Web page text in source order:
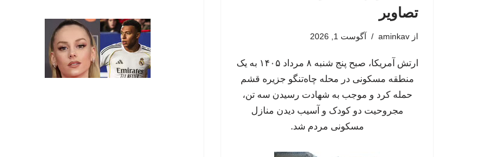
تصاویر
از aminkav آگوست 1, 2026
ارتش آمریکا، صبح پنج شنبه ۸ مرداد ۱۴۰۵ به یک
منطقه مسکونی در محله چاه‌تنگو جزیره قشم
حمله کرد و موجب به شهادت رسیدن سه تن،
مجروحیت دو کودک و آسیب دیدن منازل
مسکونی مردم شد.